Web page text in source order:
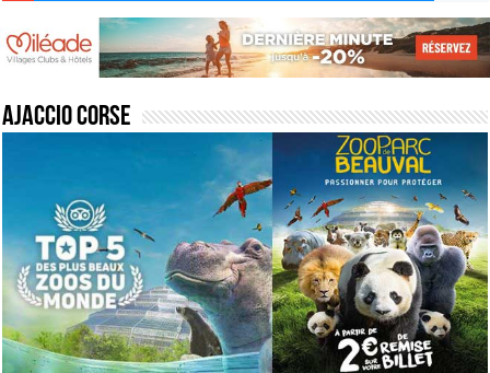
Ajaccio Corse